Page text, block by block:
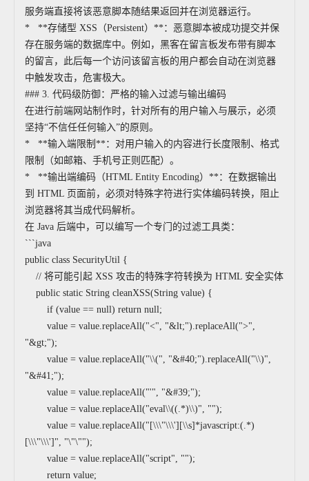
服务端直接将该恶意脚本随结果返回并在浏览器运行。
* **存储型 XSS（Persistent）**：恶意脚本被成功提交并保
存在服务端的数据库中。例如，黑客在留言板发布带有脚本
的留言，此后每一个访问该留言板的用户都会自动在浏览器
中触发攻击，危害极大。
### 3. 代码级防御：严格的输入过滤与输出编码
在进行前端网站制作时，针对所有的用户输入与展示，必须
坚持“不信任任何输入”的原则。
* **输入端限制**：对用户输入的内容进行长度限制、格式
限制（如邮箱、手机号正则匹配）。
* **输出端编码（HTML Entity Encoding）**：在数据输出
到 HTML 页面前，必须对特殊字符进行实体编码转换，阻止
浏览器将其当成代码解析。
在 Java 后端中，可以编写一个专门的过滤工具类：
```java
public class SecurityUtil {
// 将可能引起 XSS 攻击的特殊字符转换为 HTML 安全实体
public static String cleanXSS(String value) {
if (value == null) return null;
value = value.replaceAll("<", "&lt;").replaceAll(">",
"&gt;");
value = value.replaceAll("\\(", "&#40;").replaceAll("\\)",
"&#41;");
value = value.replaceAll("'", "&#39;");
value = value.replaceAll("eval\\((.*)\\)", "");
value = value.replaceAll("[\\\"\\\'][\\s]*javascript:(.*)
[\\\"\\\']", "\"\"");
value = value.replaceAll("script", "");
return value;